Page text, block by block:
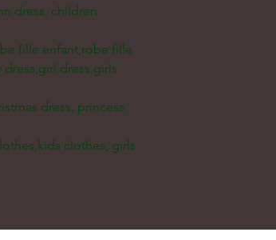
dress, children
fille enfant,robe fille
dress,girls
dress, princess
clothes, girls